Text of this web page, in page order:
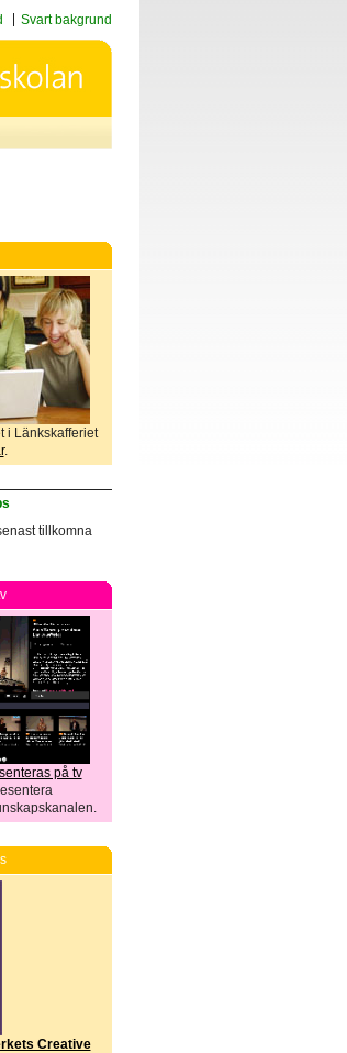
Svart bakgrund
i Länkskafferiet
.
tillkomna
på tv
Creative